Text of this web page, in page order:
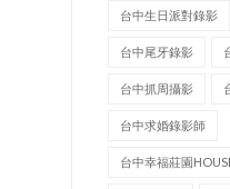
台中生日派對錄影
台中尾牙錄影
台中抓周攝影
台中求婚錄影師
台中幸福莊園